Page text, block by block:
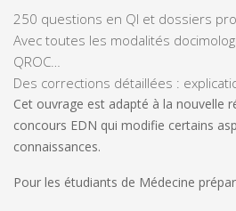
250 questions en QI et dossiers
Avec toutes les modalités
QROC…
Des corrections détaillées :
Cet ouvrage est adapté à la nouvelle
concours EDN qui modifie certains
connaissances.
Pour les étudiants de Médecine